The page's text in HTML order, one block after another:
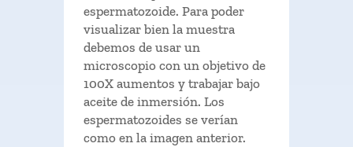
espermatozoide. Para poder
visualizar bien la muestra
debemos de usar un
microscopio con un objetivo de
100X aumentos y trabajar bajo
aceite de inmersión. Los
espermatozoides se verían
como en la imagen anterior.